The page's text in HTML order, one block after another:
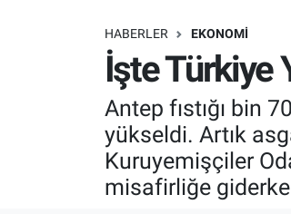
HABERLER EKONOMI
İşte Türkiye
Antep fıstığı bin
yükseldi. Artık
Kuruyemişçiler
misafirliğe
Bilim ve Teknoloji Evreni
Doğa Konuşuyor
Ege Saati
Teknoloji
Yayın Akışı
Süper Lig Puan Durumu ve Fikstür
Tüm Manşetler
Son Dakika Haberleri
Haber Arşivi